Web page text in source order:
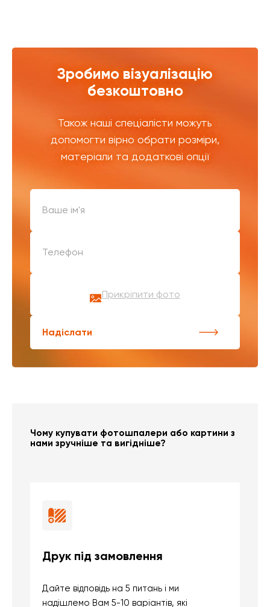
Зробимо візуалізацію
безкоштовно
Також наші спеціалісти можуть
допомогти вірно обрати розміри,
матеріали та додаткові опції
Прикріпити фото
Надіслати
Чому купувати фотошпалери або картини з
нами зручніше та вигідніше?
Друк під замовлення
Дайте відповідь на 5 питань і ми
надішлемо Вам 5-10 варіантів, які